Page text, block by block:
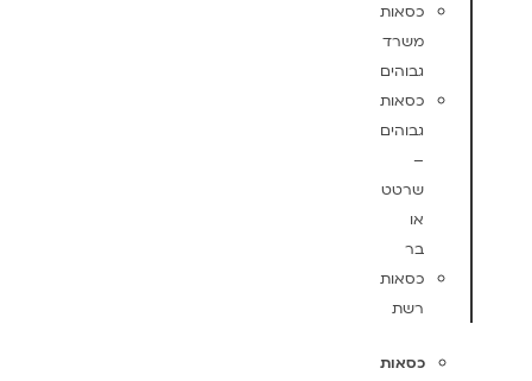
כסאות
משרד
גבוהים
כסאות
גבוהים
–
שרטט
או
בר
כסאות
רשת
כסאות